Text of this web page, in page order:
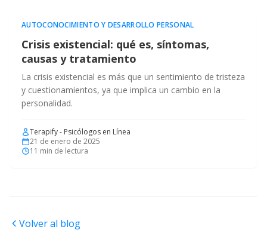
AUTOCONOCIMIENTO Y DESARROLLO PERSONAL
Crisis existencial: qué es, síntomas,
causas y tratamiento
La crisis existencial es más que un sentimiento de tristeza
y cuestionamientos, ya que implica un cambio en la
personalidad.
Terapify - Psicólogos en Línea
21 de enero de 2025
11 min de lectura
Volver al blog